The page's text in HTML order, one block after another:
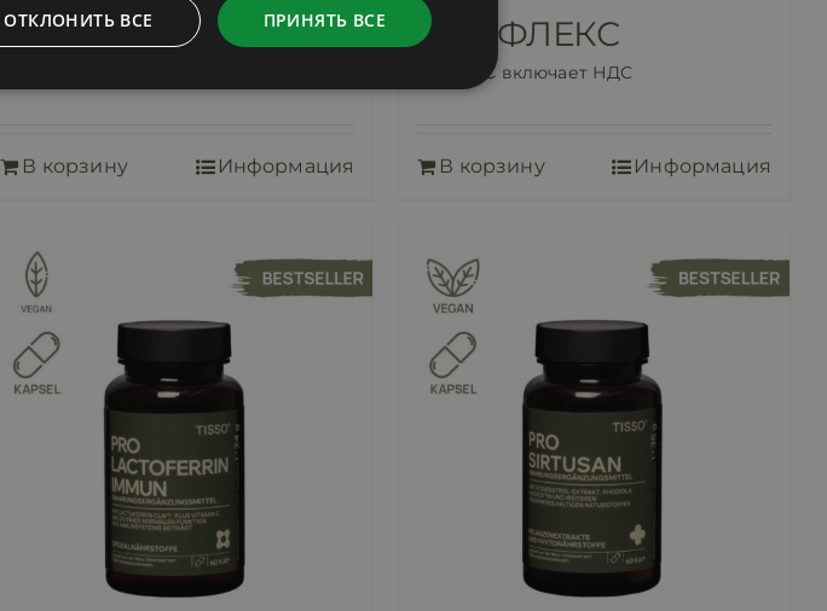
PRO SOMNIA RELAX
В корзину Информация
Про ФЛЕКС
€ включает НДС
В корзину Информация
ПРИНЯТЬ ВСЕ
ОТКЛОНИТЬ ВСЕ